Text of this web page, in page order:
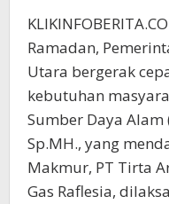
Ramadan,
Utara bergerak
kebutuhan
Sumber Daya Alam
Sp.MH., yang
Makmur, PT Tirta
Gas Raflesia,